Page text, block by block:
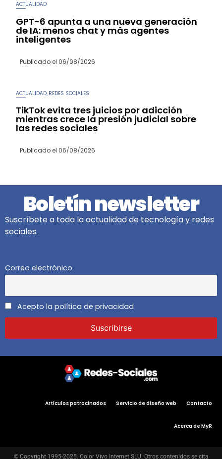
ACTUALIDAD
GPT-6 apunta a una nueva generación
de IA: menos chat y más agentes
inteligentes
Publicado el 06/08/2026
ACTUALIDAD REDES SOCIALES
TikTok evita tres juicios por adicción
mientras crece la presión judicial sobre
las redes sociales
Publicado el 06/08/2026
Boletín newsletter
Suscríbete a toda la actualidad de tecnología y redes
sociales.
Correo electrónico
Acepto la política de privacidad
Artículos patrocinados Servicio de diseño web Contacto
Acerca de MyR
© Copyright 1995-2025. Color Vivo Internet SLU. Otros contenidos se cita